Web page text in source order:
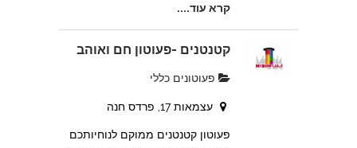
קרא עוד....
קטנטנים -פעוטון חם ואוהב
פעוטונים כללי
עצמאות 17, פרדס חנה
פעוטון קטנטנים ממוקם לנוחיותכם